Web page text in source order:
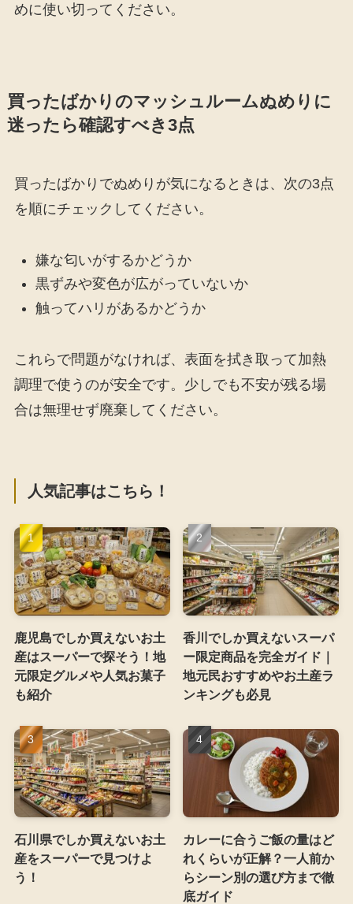
めに使い切ってください。
買ったばかりのマッシュルームぬめりに
迷ったら確認すべき3点
買ったばかりでぬめりが気になるときは、次の3点
を順にチェックしてください。
嫌な匂いがするかどうか
黒ずみや変色が広がっていないか
触ってハリがあるかどうか
これらで問題がなければ、表面を拭き取って加熱
調理で使うのが安全です。少しでも不安が残る場
合は無理せず廃棄してください。
人気記事はこちら！
鹿児島でしか買えないお土
産はスーパーで探そう！地
元限定グルメや人気お菓子
も紹介
香川でしか買えないスーパ
ー限定商品を完全ガイド｜
地元民おすすめやお土産ラ
ンキングも必見
石川県でしか買えないお土
産をスーパーで見つけよ
う！
カレーに合うご飯の量はど
れくらいが正解？一人前か
らシーン別の選び方まで徹
底ガイド